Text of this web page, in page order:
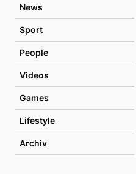
News
Sport
People
Videos
Games
Lifestyle
Archiv